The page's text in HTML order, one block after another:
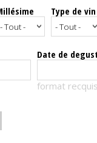
Type de vin
Date de
format